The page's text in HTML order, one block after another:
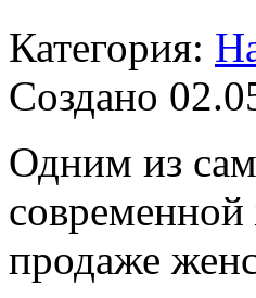
Категория:
Создано
Одним из
продаже